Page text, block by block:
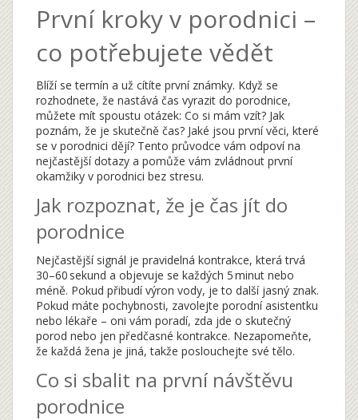
První kroky v porodnici –
co potřebujete vědět
Blíží se termín a už cítíte první známky. Když se
rozhodnete, že nastává čas vyrazit do porodnice,
můžete mít spoustu otázek: Co si mám vzít? Jak
poznám, že je skutečně čas? Jaké jsou první věci, které
se v porodnici dějí? Tento průvodce vám odpoví na
nejčastější dotazy a pomůže vám zvládnout první
okamžiky v porodnici bez stresu.
Jak rozpoznat, že je čas jít do
porodnice
Nejčastější signál je pravidelná kontrakce, která trvá
30–60 sekund a objevuje se každých 5 minut nebo
méně. Pokud přibudí výron vody, je to další jasný znak.
Pokud máte pochybnosti, zavolejte porodní asistentku
nebo lékaře – oni vám poradí, zda jde o skutečný
porod nebo jen předčasné kontrakce. Nezapomeňte,
že každá žena je jiná, takže poslouchejte své tělo.
Co si sbalit na první návštěvu
porodnice